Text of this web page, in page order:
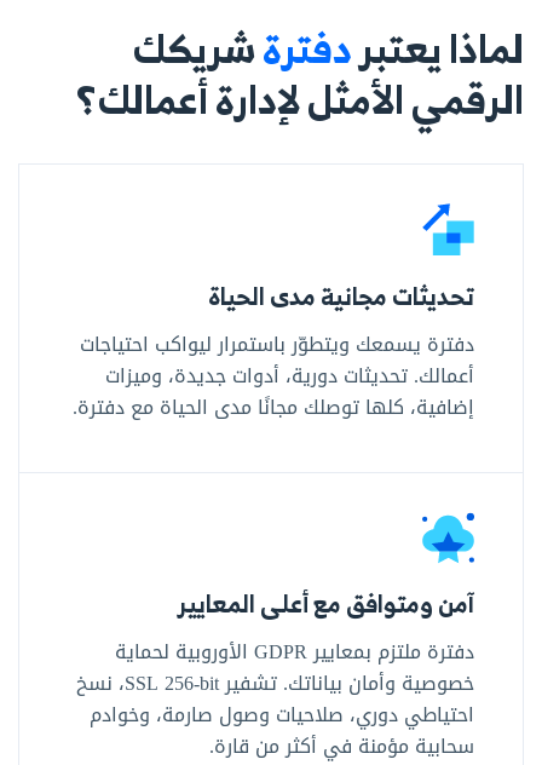
لماذا يعتبردفترةشريكك
الرقمي الأمثل لإدارة أعمالك؟
تحديثات مجانية مدى الحياة
دفترة يسمعك ويتطوّر باستمرار ليواكب احتياجات
أعمالك. تحديثات دورية، أدوات جديدة، وميزات
إضافية، كلها توصلك مجانًا مدى الحياة مع دفترة.
آمن ومتوافق مع أعلى المعايير
دفترة ملتزم بمعايير GDPR الأوروبية لحماية
خصوصية وأمان بياناتك. تشفير SSL ‎256-bit‎، نسخ
احتياطي دوري، صلاحيات وصول صارمة، وخوادم
سحابية مؤمنة في أكثر من قارة.